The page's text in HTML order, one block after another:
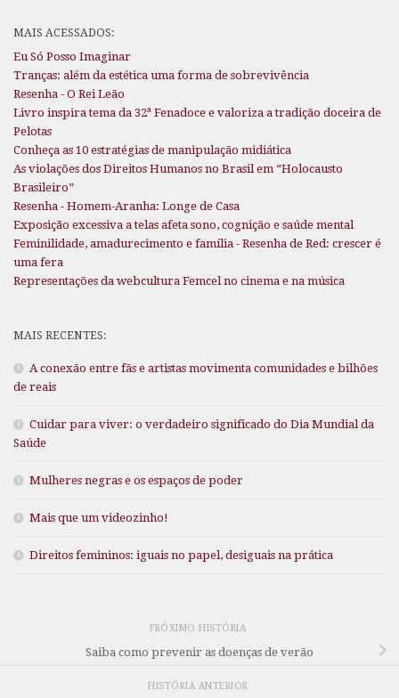
MAIS ACESSADOS:
Eu Só Posso Imaginar
Tranças: além da estética uma forma de sobrevivência
Resenha - O Rei Leão
Livro inspira tema da 32ª Fenadoce e valoriza a tradição doceira de
Pelotas
Conheça as 10 estratégias de manipulação midiática
As violações dos Direitos Humanos no Brasil em “Holocausto
Brasileiro”
Resenha - Homem-Aranha: Longe de Casa
Exposição excessiva a telas afeta sono, cognição e saúde mental
Feminilidade, amadurecimento e família - Resenha de Red: crescer é
uma fera
Representações da webcultura Femcel no cinema e na música
MAIS RECENTES:
A conexão entre fãs e artistas movimenta comunidades e bilhões
de reais
Cuidar para viver: o verdadeiro significado do Dia Mundial da
Saúde
Mulheres negras e os espaços de poder
Mais que um videozinho!
Direitos femininos: iguais no papel, desiguais na prática
PRÓXIMO HISTÓRIA
Saiba como prevenir as doenças de verão
HISTÓRIA ANTERIOR